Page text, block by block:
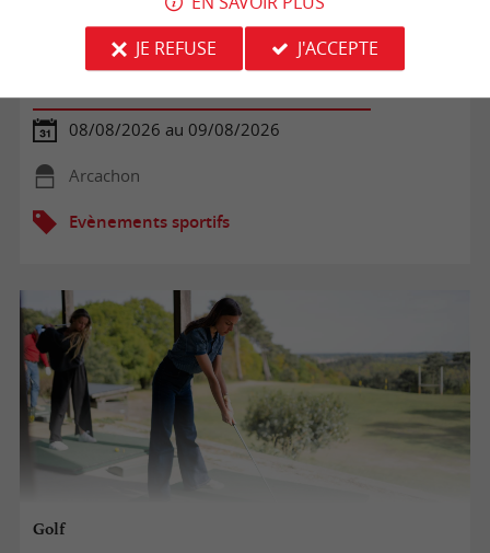
08/08/2026 au 09/08/2026
Arcachon
Evènements sportifs
Golf
JE REFUSE
J'ACCEPTE